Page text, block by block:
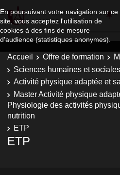
En poursuivant votre navigation sur ce
site, vous acceptez l'utilisation de
cookies à des fins de mesure
d'audience (statistiques anonymes).
Accueil Offre de formation
Sciences humaines et sociales
Activité physique adaptée et
Master Activité physique
Physiologie des activités
nutrition
ETP
ETP